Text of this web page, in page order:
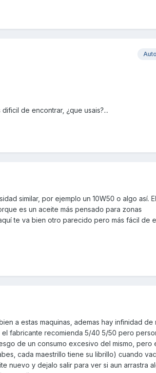
de encontrar, ¿que usais?...
similar, por ejemplo un 10W50 o algo así.
es un aceite más pensado para zonas
te va bien otro parecido pero más fácil de
a estas maquinas, ademas hay infinidad de
fabricante recomienda 5/40 5/50 pero
de un consumo excesivo del mismo, pero
cada maestrillo tiene su librillo) cuando
nuevo y dejalo salir para ver si aun arrastra